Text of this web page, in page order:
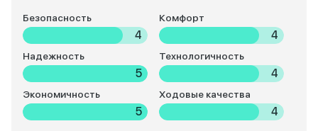
Безопасность
4
Комфорт
4
Надежность
5
Технологичность
4
Экономичность
5
Ходовые качества
4